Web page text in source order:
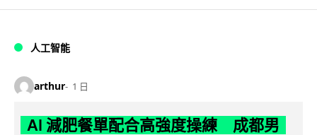
人工智能
arthur 1 日
AI 減肥餐單配合高強度操練 成都男